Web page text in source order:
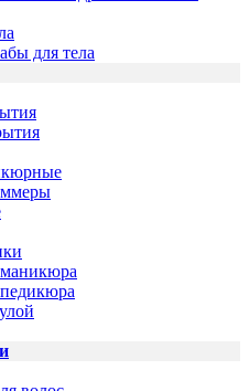
для тела